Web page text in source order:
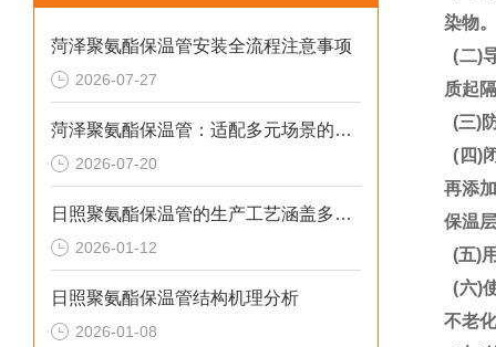
菏泽聚氨酯保温管安装全流程注意事项
2026-07-27
菏泽聚氨酯保温管：适配多元场景的高效保温输送材料
2026-07-20
日照聚氨酯保温管的生产工艺涵盖多个环节
2026-01-12
日照聚氨酯保温管结构机理分析
2026-01-08
染物。
(二)
质起
(三)
(四)
再添
保温
(五)
(六)
不老